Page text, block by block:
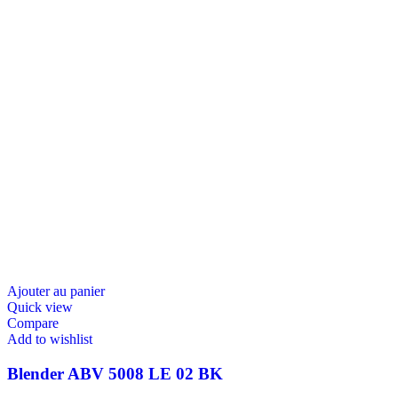
Ajouter au panier
Quick view
Compare
Add to wishlist
Blender ABV 5008 LE 02 BK